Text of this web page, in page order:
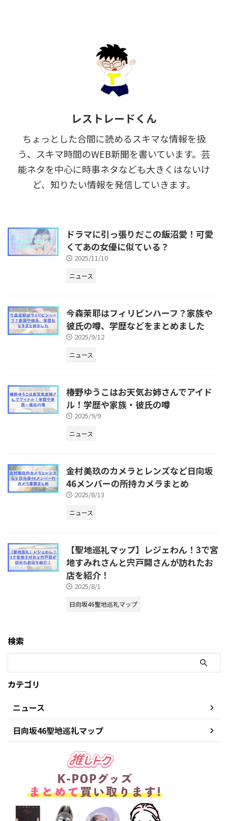
レストレードくん
ちょっとした合間に読めるスキマな情報を扱
う、スキマ時間のWEB新聞を書いています。芸
能ネタを中心に時事ネタなども大きくはないけ
ど、知りたい情報を発信していきます。
ドラマに引っ張りだこの飯沼愛！可愛
くてあの女優に似ている？
2025/11/10
ニュース
今森茉耶はフィリピンハーフ？家族や
彼氏の噂、学歴などをまとめました
2025/9/12
ニュース
椿野ゆうこはお天気お姉さんでアイド
ル！学歴や家族・彼氏の噂
2025/9/9
ニュース
金村美玖のカメラとレンズなど日向坂
46メンバーの所持カメラまとめ
2025/8/13
ニュース
【聖地巡礼マップ】レジェわん！3で宮
地すみれさんと宍戸開さんが訪れたお
店を紹介！
2025/8/1
日向坂46聖地巡礼マップ
検索
カテゴリ
ニュース
日向坂46聖地巡礼マップ